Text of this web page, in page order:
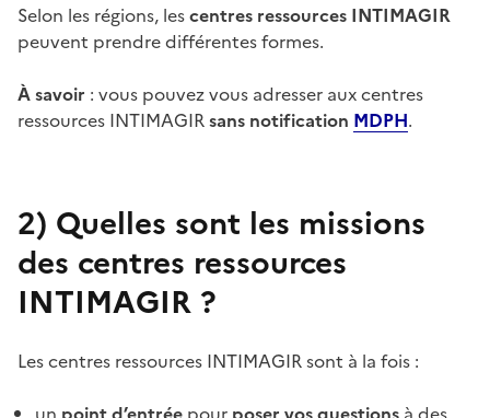
Selon les régions, lescentres ressources INTIMAGIR
peuvent prendre différentes formes.
À savoir : vous pouvez vous adresser aux centres
ressources INTIMAGIRsans notification MDPH.
2) Quelles sont les missions
des centres ressources
INTIMAGIR ?
Les centres ressources INTIMAGIR sont à la fois :